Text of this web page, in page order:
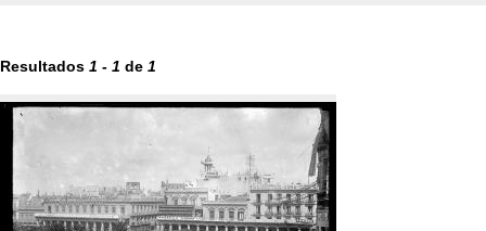
Resultados 1 - 1 de 1